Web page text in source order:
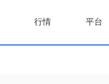
行情 平台